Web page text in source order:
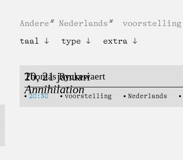
Andere Nederlands voorstelling
taal
type extra
20, 21 januari
Annihilation
Thomas Ryckewaert
20:30 voorstelling Nederlands